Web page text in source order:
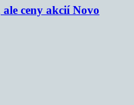
ceny akcií Novo